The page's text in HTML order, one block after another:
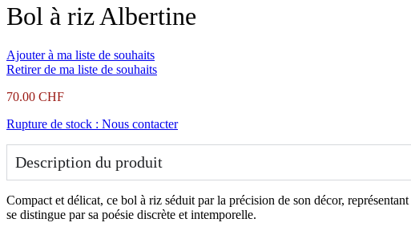
Bol à riz Albertine
Ajouter à ma liste de souhaits
Retirer de ma liste de souhaits
70.00 CHF
Rupture de stock : Nous contacter
Description du produit
Compact et délicat, ce bol à riz séduit par la précision de son décor,
se distingue par sa poésie discrète et intemporelle.